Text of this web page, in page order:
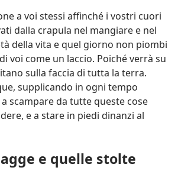
a voi stessi affinché i vostri cuori
dalla crapula nel mangiare e nel
della vita e quel giorno non piombi
voi come un laccio. Poiché verrà su
sulla faccia di tutta la terra.
supplicando in ogni tempo
scampare da tutte queste cose
e a stare in piedi dinanzi al
e quelle stolte